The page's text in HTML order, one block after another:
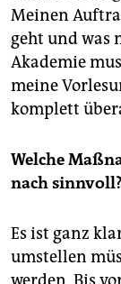
Meinen
geht und was
Akademie
meine
komplett
Welche
nach sinnvoll?
Es ist ganz
umstellen